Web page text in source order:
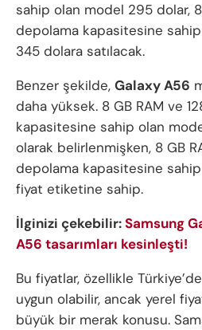
sahip olan model 295 dolar,
depolama kapasitesine
345 dolara satılacak.
Benzer şekilde, Galaxy A56
daha yüksek. 8 GB RAM ve
kapasitesine sahip olan
olarak belirlenmişken, 8 GB
depolama kapasitesine
fiyat etiketine sahip.
İlginizi çekebilir:Samsung
A56 tasarımları kesinleşti!
Bu fiyatlar, özellikle
uygun olabilir, ancak yerel
büyük bir merak konusu.